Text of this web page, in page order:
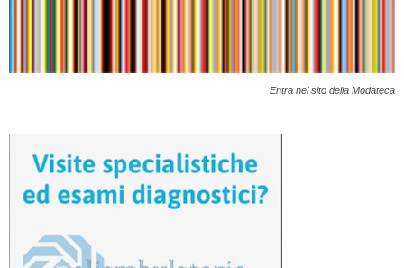
Entra nel sito della Modateca